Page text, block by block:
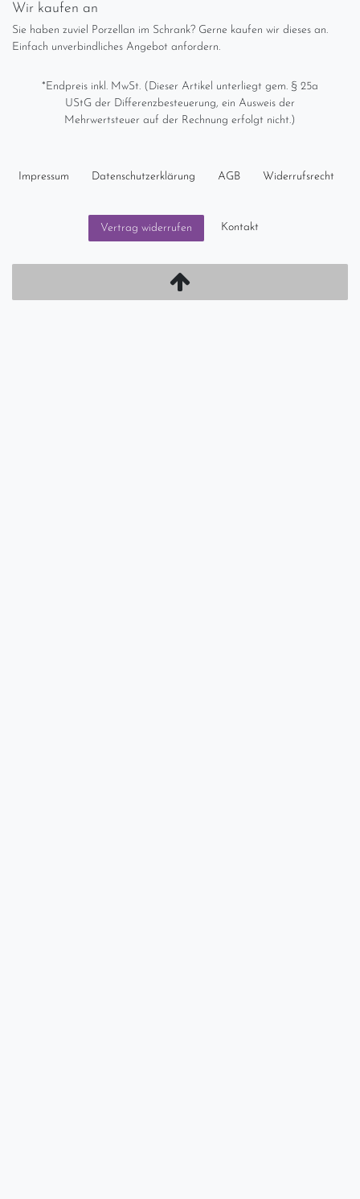
Wir kaufen an
Sie haben zuviel Porzellan im Schrank? Gerne kaufen wir dieses an.
Einfach unverbindliches Angebot anfordern.
*Endpreis inkl. MwSt. (Dieser Artikel unterliegt gem. § 25a
UStG der Differenzbesteuerung, ein Ausweis der
Mehrwertsteuer auf der Rechnung erfolgt nicht.)
Impressum Daten­schutz­erklärung AGB Widerrufs­recht
Vertrag widerrufen Kontakt